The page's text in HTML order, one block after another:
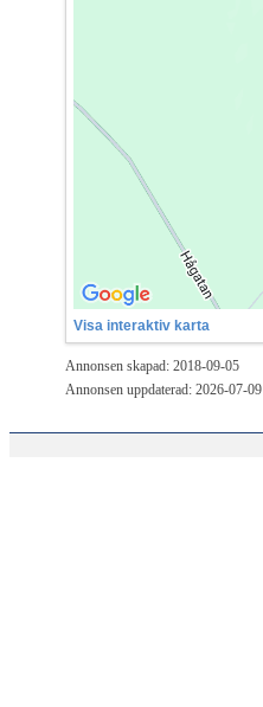
Visa interaktiv karta
Annonsen skapad: 2018-09-05
Annonsen uppdaterad: 2026-07-09